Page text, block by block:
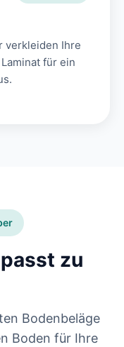
verkleiden Ihre
für ein
passt zu
Bodenbeläge
Boden für Ihre